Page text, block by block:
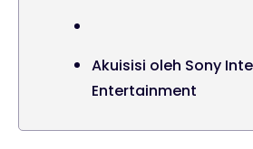
Akuisisi oleh Sony
Entertainment